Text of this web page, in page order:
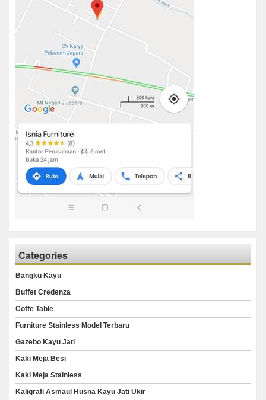
Categories
Bangku Kayu
Buffet Credenza
Coffe Table
Furniture Stainless Model Terbaru
Gazebo Kayu Jati
Kaki Meja Besi
Kaki Meja Stainless
Kaligrafi Asmaul Husna Kayu Jati Ukir